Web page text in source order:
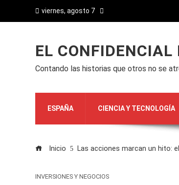
viernes, agosto 7
EL CONFIDENCIAL
Contando las historias que otros no se
ESPAÑA CIENCIA Y TECNOLOGÍA
Inicio Las acciones marcan un hito:
INVERSIONES Y NEGOCIOS